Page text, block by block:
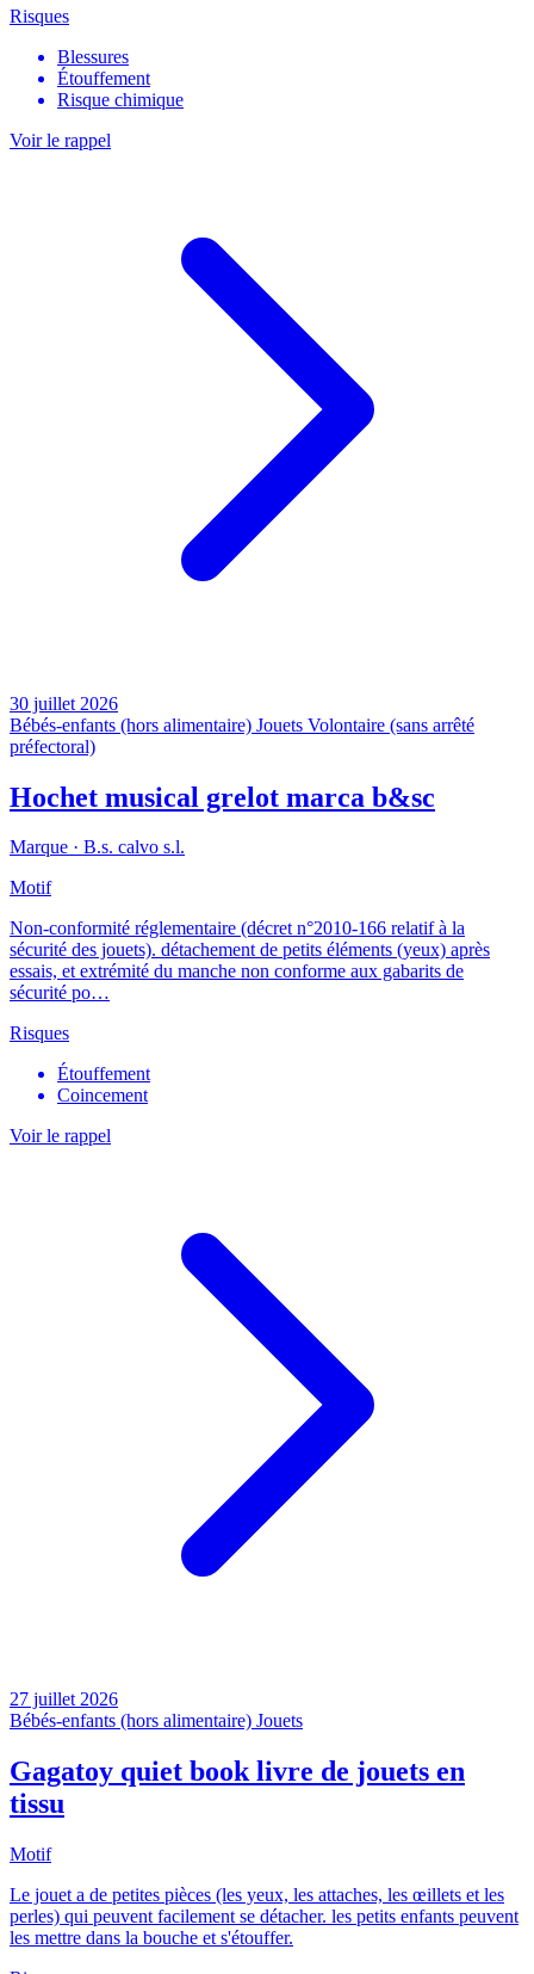
Risques
Blessures
Étouffement
Risque chimique
Voir le rappel
30 juillet 2026
Bébés-enfants (hors alimentaire) Jouets Volontaire (sans arrêté
préfectoral)
Hochet musical grelot marca b&sc
Marque · B.s. calvo s.l.
Motif
Non-conformité réglementaire (décret n°2010-166 relatif à la
sécurité des jouets). détachement de petits éléments (yeux) après
essais, et extrémité du manche non conforme aux gabarits de
sécurité po…
Risques
Étouffement
Coincement
Voir le rappel
27 juillet 2026
Bébés-enfants (hors alimentaire) Jouets
Gagatoy quiet book livre de jouets en
tissu
Motif
Le jouet a de petites pièces (les yeux, les attaches, les œillets et les
perles) qui peuvent facilement se détacher. les petits enfants peuvent
les mettre dans la bouche et s'étouffer.